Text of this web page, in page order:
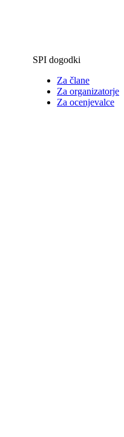
SPI dogodki
Za člane
Za organizatorje
Za ocenjevalce